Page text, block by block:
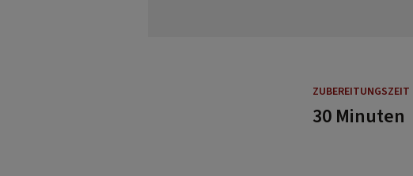
ZUBEREITUNGSZEIT
30 Minuten